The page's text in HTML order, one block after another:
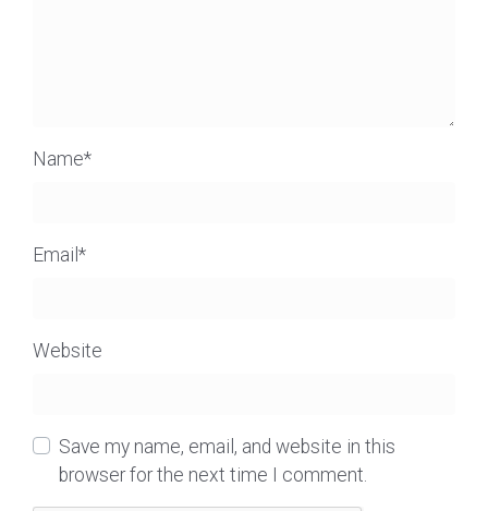
Name*
Email *
Website
Save my name, email, and website in this
browser for the next time I comment.